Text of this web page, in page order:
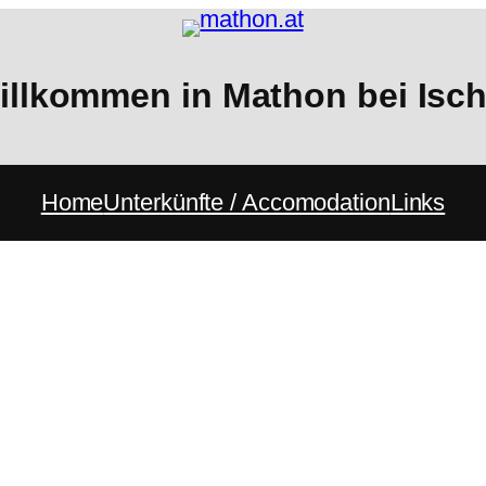
in Mathon bei
HomeUnterkünfte / AccomodationLinks